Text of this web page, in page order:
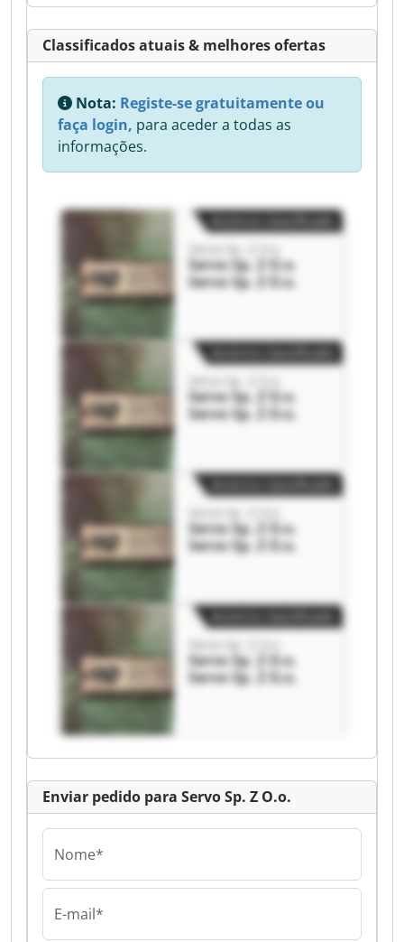
Classificados atuais & melhores ofertas
Nota: Registe-se gratuitamente ou
faça login, para aceder a todas as
informações.
Servo Sp. Z O.o.
Servo Sp. Z O.o.
Servo Sp. Z O.o.
Servo Sp. Z O.o.
Servo Sp. Z O.o.
Servo Sp. Z O.o.
Servo Sp. Z O.o.
Servo Sp. Z O.o.
Servo Sp. Z O.o.
Servo Sp. Z O.o.
Servo Sp. Z O.o.
Servo Sp. Z O.o.
Enviar pedido para Servo Sp. Z O.o.
Nome*
E-mail*